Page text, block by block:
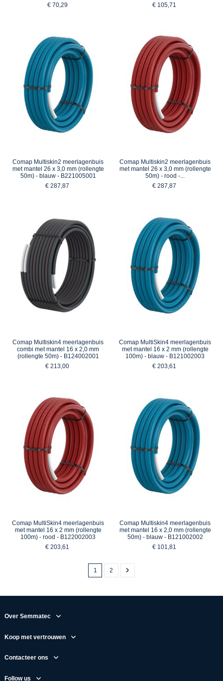
€ 70,29
€ 105,71
Comap Multiskin2 meerlagenbuis
met mantel 26 x 3,0 mm (rollengte
50m) - blauw - B221005001
€ 287,87
Comap Multiskin2 meerlagenbuis
met mantel 26 x 3,0 mm (rollengte
50m) - rood -...
€ 287,87
Comap Multiskin4 meerlagenbuis
combi met mantel 16 x 2,0 mm
(rollengte 50m) - B124002001
€ 213,00
Comap MultiSkin4 meerlagenbuis
met mantel 16 x 2 mm (rollengte
100m) - blauw - B121002003
€ 203,61
Comap MultiSkin4 meerlagenbuis
met mantel 16 x 2 mm (rollengte
100m) - rood - B122002003
€ 203,61
Comap Multiskin4 meerlagenbuis
met mantel 16 x 2,0 mm (rollengte
50m) - blauw - B121002002
€ 101,81
1 2
Over Semmatec
Koop met vertrouwen
Contacteer ons
Follow us